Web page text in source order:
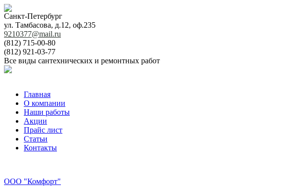
Санкт-Петербург
ул. Тамбасова, д.12, оф.235
9210377@mail.ru
(812) 715-00-80
(812) 921-03-77
Все виды сантехнических и ремонтных работ
Главная
О компании
Наши работы
Акции
Прайс лист
Статьи
Контакты
ООО "Комфорт"